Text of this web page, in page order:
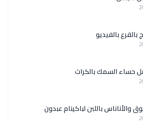
بالفيديو
حساء السمك بالكراث
والأناناس باللبن لباكينام عبدون